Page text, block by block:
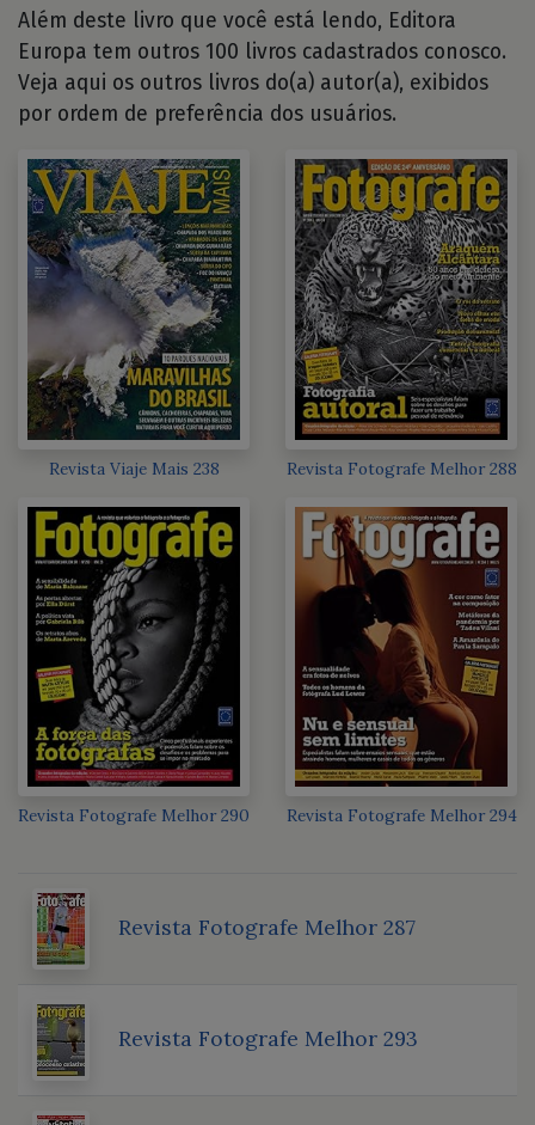
Além deste livro que você está lendo, Editora
Europa tem outros 100 livros cadastrados conosco.
Veja aqui os outros livros do(a) autor(a), exibidos
por ordem de preferência dos usuários.
Revista Viaje Mais 238 Revista Fotografe Melhor 288
Revista Fotografe Melhor 290 Revista Fotografe Melhor 294
Revista Fotografe Melhor 287
Revista Fotografe Melhor 293